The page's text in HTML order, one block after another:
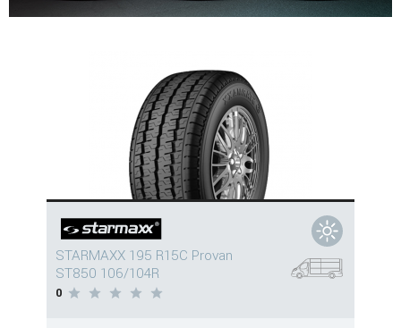
STARMAXX 195 R15C Provan
ST850 106/104R
0